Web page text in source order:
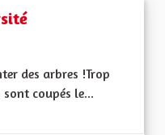
des arbres !Trop
coupés le...